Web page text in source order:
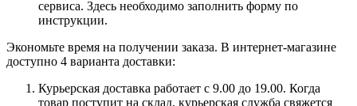
сервиса. Здесь необходимо заполнить форму по
инструкции.
Экономьте время на получении заказа. В интернет-магазине
доступно 4 варианта доставки:
Курьерская доставка работает с 9.00 до 19.00. Когда
товар поступит на склад, курьерская служба свяжется